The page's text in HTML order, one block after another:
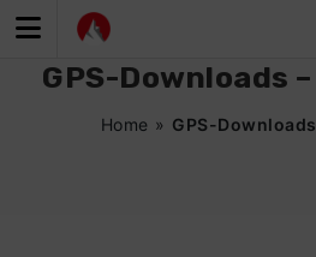
Inhalt
GPS-Downloads
Home » GPS-